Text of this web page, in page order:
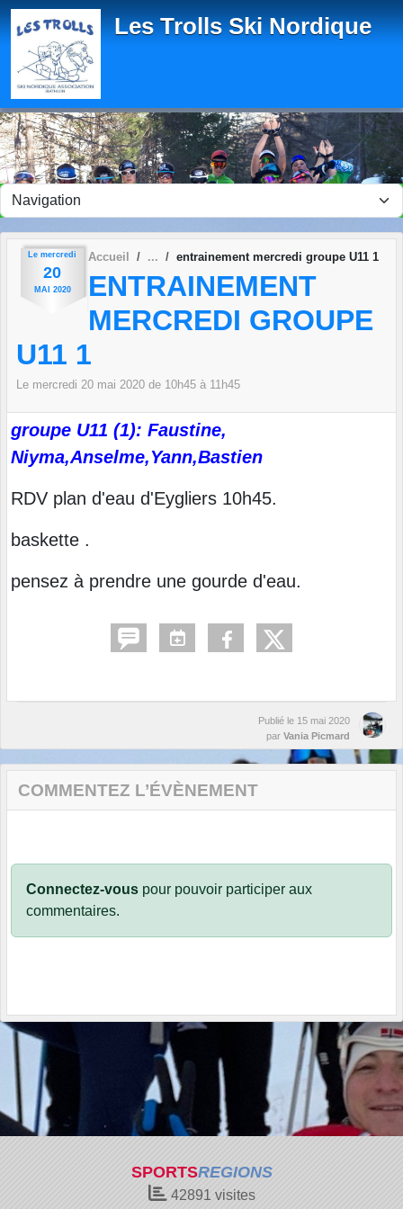
Les Trolls Ski Nordique
Le mercredi
20
MAI 2020
Accueil entrainement mercredi groupe U11 1
ENTRAINEMENT
MERCREDI GROUPE
U11 1
Le mercredi 20 mai 2020 de 10h45 à 11h45
groupe U11 (1): Faustine,
Niyma,Anselme,Yann,Bastien
RDV plan d'eau d'Eygliers 10h45.
baskette .
pensez à prendre une gourde d'eau.
Publié le 15 mai 2020
par Vania Picmard
COMMENTEZ L’ÉVÈNEMENT
Connectez-vous pour pouvoir participer aux
commentaires.
SPORTSREGIONS
42891 visites
Panneau de gestion des cookies